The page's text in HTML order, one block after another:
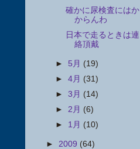
確かに尿検査にはか
からんわ
日本で走るときは連
絡頂戴
► 5月 (19)
►4月 (31)
►3月 (14)
► 2月 (6)
► 1月 (10)
► 2009 (64)